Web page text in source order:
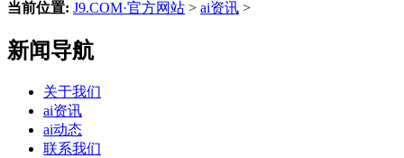
当前位置: J9.COM·官方网站 > ai资讯 >
新闻导航
关于我们
ai资讯
ai动态
联系我们